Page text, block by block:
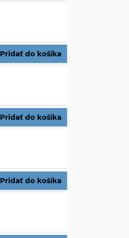
Pridať do košíka
Pridať do košíka
Pridať do košíka